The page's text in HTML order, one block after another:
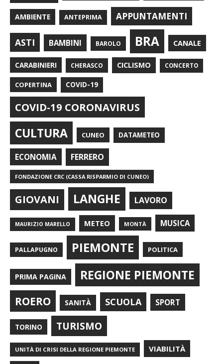
AMBIENTE ANTEPRIMA APPUNTAMENTI
ASTI BAMBINI BAROLO BRA CANALE
CARABINIERI CHERASCO CICLISMO CONCERTO
COPERTINA COVID-19
COVID-19 CORONAVIRUS
CULTURA CUNEO DATAMETEO
ECONOMIA FERRERO
FONDAZIONE CRC (CASSA RISPARMIO DI CUNEO)
GIOVANI LANGHE LAVORO
MAURIZIO MARELLO METEO MONTÀ MUSICA
PALLAPUGNO PIEMONTE POLITICA
PRIMA PAGINA REGIONE PIEMONTE
ROERO SANITÀ SCUOLA SPORT
TORINO TURISMO
UNITÀ DI CRISI DELLA REGIONE PIEMONTE VIABILITÀ